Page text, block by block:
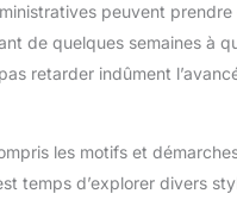
peuvent prendre
de quelques semaines à
retarder indûment
les motifs et
temps d’explorer divers